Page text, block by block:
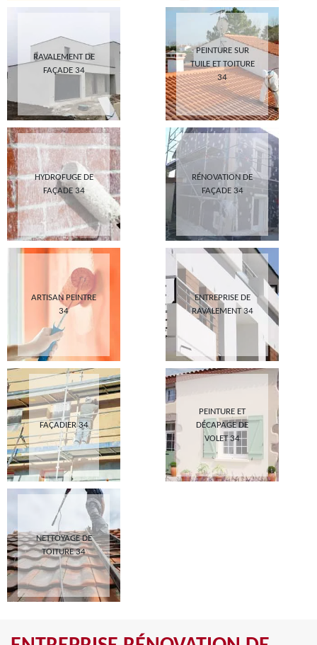
RAVALEMENT DE
FAÇADE 34
PEINTURE SUR
TUILE ET TOITURE
34
HYDROFUGE DE
FAÇADE 34
RÉNOVATION DE
FAÇADE 34
ARTISAN PEINTRE
34
ENTREPRISE DE
RAVALEMENT 34
FAÇADIER 34
PEINTURE ET
DÉCAPAGE DE
VOLET 34
NETTOYAGE DE
TOITURE 34